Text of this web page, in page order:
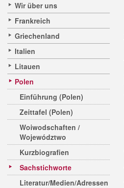
Wir über uns
Frankreich
Griechenland
Italien
Litauen
Polen
Einführung (Polen)
Zeittafel (Polen)
Woiwodschaften /
Województwo
Kurzbiografien
Sachstichworte
Literatur/Medien/Adressen